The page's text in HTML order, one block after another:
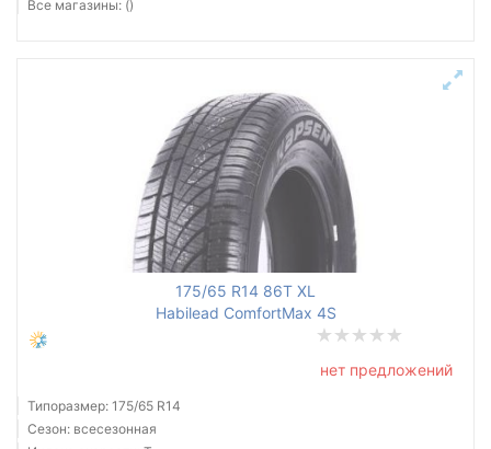
Все магазины: ()
175/65 R14 86T XL
Habilead ComfortMax 4S
нет предложений
Типоразмер: 175/65 R14
Сезон: всесезонная